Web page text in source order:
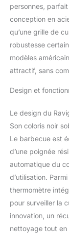
personnes,
conception en
qu’une grille de
robustesse
modèles
attractif, sans
Design et
Le design du
Son coloris noir
Le barbecue est
d’une poignée
automatique du
d’utilisation.
thermomètre
pour surveiller la
innovation, un
nettoyage tout en